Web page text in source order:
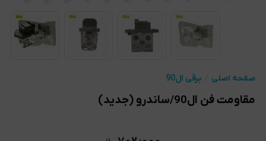
صفحه اصلی برقی ال90
مقاومت فن ال90/ساندرو (جدید)